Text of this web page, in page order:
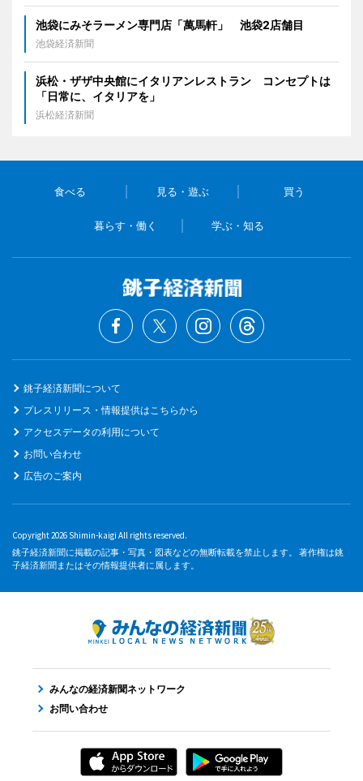
池袋にみそラーメン専門店「萬馬軒」 池袋2店舗目
池袋経済新聞
浜松・ザザ中央館にイタリアンレストラン コンセプトは
「日常に、イタリアを」
浜松経済新聞
食べる 見る・遊ぶ 買う
暮らす・働く 学ぶ・知る
銚子経済新聞について
プレスリリース・情報提供はこちらから
アクセスデータの利用について
お問い合わせ
広告のご案内
Copyright 2026 Shimin-kaigi All rights reserved.
銚子経済新聞に掲載の記事・写真・図表などの無断転載を禁止します。 著作権は銚
子経済新聞またはその情報提供者に属します。
みんなの経済新聞ネットワーク
お問い合わせ